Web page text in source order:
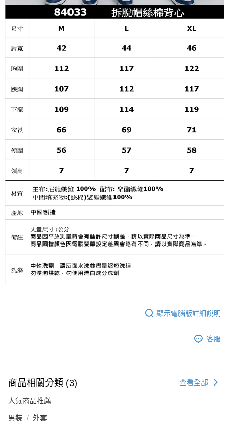
顯示電腦版詳細說明
客服
商品相關分類 (3) 查看全部
人氣商品推薦
男裝 外套